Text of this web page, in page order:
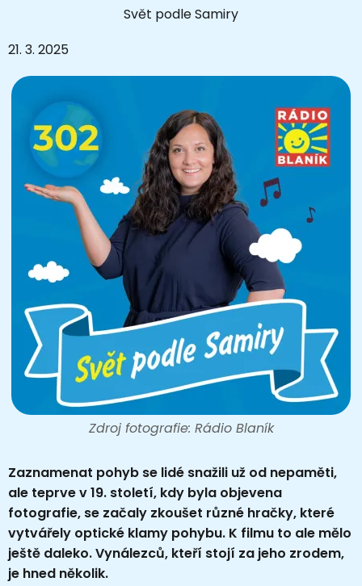
Svět podle Samiry
21. 3. 2025
Zdroj fotografie: Rádio Blaník
Zaznamenat pohyb se lidé snažili už od nepaměti,
ale teprve v 19. století, kdy byla objevena
fotografie, se začaly zkoušet různé hračky, které
vytvářely optické klamy pohybu. K filmu to ale mělo
ještě daleko. Vynálezců, kteří stojí za jeho zrodem,
je hned několik.